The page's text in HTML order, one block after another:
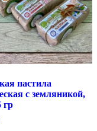
пастила
с земляникой,
гр